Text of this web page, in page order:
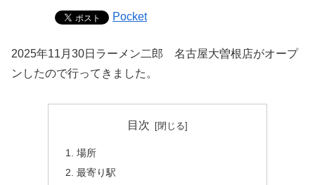
Pocket
2025年11月30日ラーメン二郎 名古屋大曽根店がオープ
ンしたので行ってきました。
目次
場所
最寄り駅